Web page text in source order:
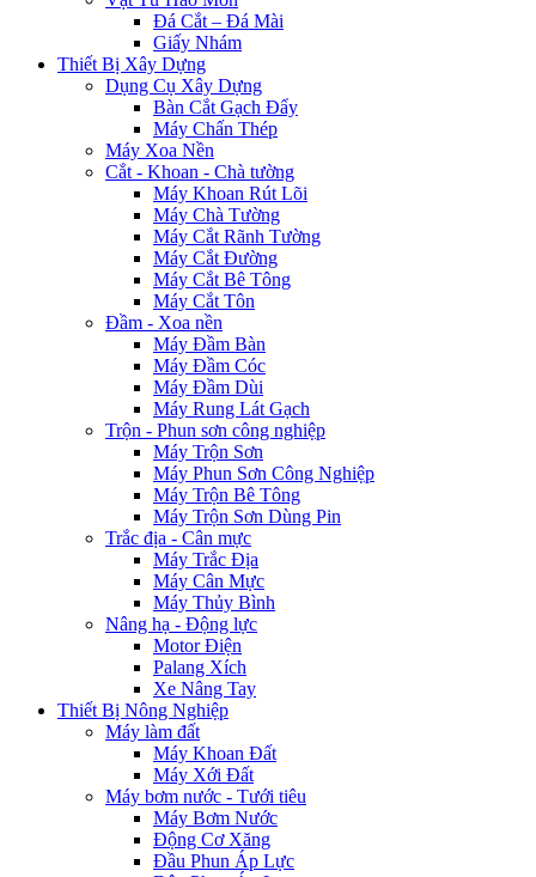
Đá Cắt – Đá Mài
Giấy Nhám
Thiết Bị Xây Dựng
Dụng Cụ Xây Dựng
Bàn Cắt Gạch Đẩy
Máy Chấn Thép
Máy Xoa Nền
Cắt - Khoan - Chà tường
Máy Khoan Rút Lõi
Máy Chà Tường
Máy Cắt Rãnh Tường
Máy Cắt Đường
Máy Cắt Bê Tông
Máy Cắt Tôn
Đầm - Xoa nền
Máy Đầm Bàn
Máy Đầm Cóc
Máy Đầm Dùi
Máy Rung Lát Gạch
Trộn - Phun sơn công nghiệp
Máy Trộn Sơn
Máy Phun Sơn Công Nghiệp
Máy Trộn Bê Tông
Máy Trộn Sơn Dùng Pin
Trắc địa - Cân mực
Máy Trắc Địa
Máy Cân Mực
Máy Thủy Bình
Nâng hạ - Động lực
Motor Điện
Palang Xích
Xe Nâng Tay
Thiết Bị Nông Nghiệp
Máy làm đất
Máy Khoan Đất
Máy Xới Đất
Máy bơm nước - Tưới tiêu
Máy Bơm Nước
Động Cơ Xăng
Đầu Phun Áp Lực